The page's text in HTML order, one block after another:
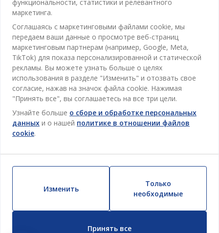
Кабинет
Гостиная
Столовая
Хранение
Шторы
Для Сада
Товары для дома
Контакты службы поддержки клиентов
Магазины и часы работы
Акции
Пользовательское соглашение
Гарантия цены
Гарантия на продукт
Политика конфиденциальности
Скидочная карта
Преимущества для клиентов
Жалобы
Про JYSK
JYSK.com
Пресса
Вакансии
Новостная рассылка
Вдохновение
Полезные ссылки
Устойчивое развитие
ОФИС
TAROL-DD S.R.L. ул.Юбилейная, 41A мун. Кишинёв,
Республика Молдова
JYSK BUSINESS TO BUSINESS (B2B)
Продажи и работа с юридическими лицами
Телефон: 060 531 531
E-mail: jysk@jysk.md
JYSK ОБСЛУЖИВАНИЕ КЛИЕНТОВ
Контактный центр для клиентов
Телефон: 022 022 030
E-mail: support@jysk.md
Следите за Jysk
функциональности, статистики и релевантного
маркетинга.
Соглашаясь с маркетинговыми файлами cookie, мы
передаем ваши данные о просмотре веб-страниц
маркетинговым партнерам (например, Google, Meta,
TikTok) для показа персонализированной и статической
рекламы. Вы можете узнать больше о целях
использования в разделе "Изменить" и отозвать свое
согласие, нажав на значок файла cookie. Нажимая
"Принять все", вы соглашаетесь на все три цели.
Узнайте больше о сборе и обработке персональных
данных и о нашей политике в отношении файлов
cookie.
Изменить
Только
необходимые
Принять все